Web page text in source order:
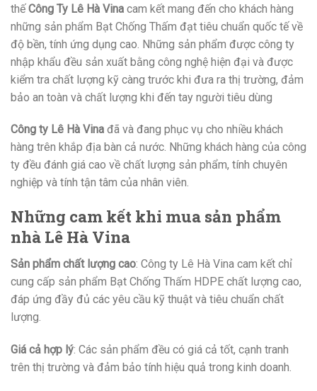
thếCông Ty Lê Hà Vina cam kết mang đến cho khách hàng
những sản phẩm Bạt Chống Thấm đạt tiêu chuẩn quốc tế về
độ bền, tính ứng dụng cao. Những sản phẩm được công ty
nhập khẩu đều sản xuất bằng công nghệ hiện đại và được
kiểm tra chất lượng kỹ càng trước khi đưa ra thị trường, đảm
bảo an toàn và chất lượng khi đến tay người tiêu dùng
Công ty Lê Hà Vina đã và đang phục vụ cho nhiều khách
hàng trên khắp địa bàn cả nước. Những khách hàng của công
ty đều đánh giá cao về chất lượng sản phẩm, tính chuyên
nghiệp và tính tận tâm của nhân viên.
Những cam kết khi mua sản phẩm
nhà Lê Hà Vina
Sản phẩm chất lượng cao: Công ty Lê Hà Vina cam kết chỉ
cung cấp sản phẩm Bạt Chống Thấm HDPE chất lượng cao,
đáp ứng đầy đủ các yêu cầu kỹ thuật và tiêu chuẩn chất
lượng.
Giá cả hợp lý: Các sản phẩm đều có giá cả tốt, cạnh tranh
trên thị trường và đảm bảo tính hiệu quả trong kinh doanh.